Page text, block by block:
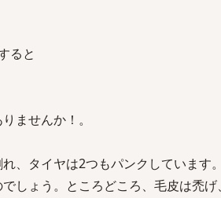
ると
ませんか！。
、タイヤは2つもパンクしています。
しょう。ところどころ、毛皮は禿げ